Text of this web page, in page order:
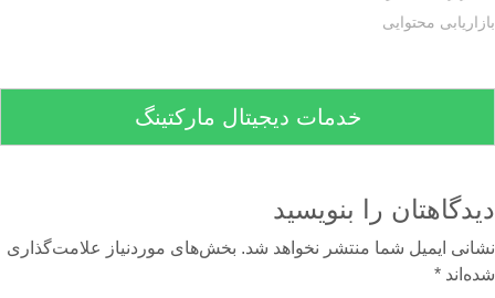
محتوایی
خدمات دیجیتال مارکتینگ
را بنویسید
ایمیل شما منتشر نخواهد شد. بخش‌های موردنیاز علامت‌گذاری
*